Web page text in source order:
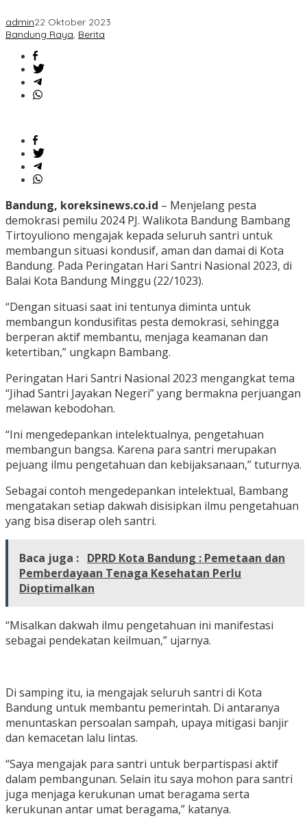
admin22 Oktober 2023
Bandung Raya, Berita
Bandung, koreksinews.co.id – Menjelang pesta
demokrasi pemilu 2024 PJ. Walikota Bandung Bambang
Tirtoyuliono mengajak kepada seluruh santri untuk
membangun situasi kondusif, aman dan damai di Kota
Bandung. Pada Peringatan Hari Santri Nasional 2023, di
Balai Kota Bandung Minggu (22/1023).
“Dengan situasi saat ini tentunya diminta untuk
membangun kondusifitas pesta demokrasi, sehingga
berperan aktif membantu, menjaga keamanan dan
ketertiban,” ungkapn Bambang.
Peringatan Hari Santri Nasional 2023 mengangkat tema
“Jihad Santri Jayakan Negeri” yang bermakna perjuangan
melawan kebodohan.
“Ini mengedepankan intelektualnya, pengetahuan
membangun bangsa. Karena para santri merupakan
pejuang ilmu pengetahuan dan kebijaksanaan,” tuturnya.
Sebagai contoh mengedepankan intelektual, Bambang
mengatakan setiap dakwah disisipkan ilmu pengetahuan
yang bisa diserap oleh santri.
Baca juga : DPRD Kota Bandung : Pemetaan dan
Pemberdayaan Tenaga Kesehatan Perlu
Dioptimalkan
“Misalkan dakwah ilmu pengetahuan ini manifestasi
sebagai pendekatan keilmuan,” ujarnya.
Di samping itu, ia mengajak seluruh santri di Kota
Bandung untuk membantu pemerintah. Di antaranya
menuntaskan persoalan sampah, upaya mitigasi banjir
dan kemacetan lalu lintas.
“Saya mengajak para santri untuk berpartispasi aktif
dalam pembangunan. Selain itu saya mohon para santri
juga menjaga kerukunan umat beragama serta
kerukunan antar umat beragama,” katanya.